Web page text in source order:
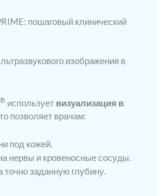
пошаговый клинический
изображения в
® использует визуализация в
позволяет врачам:
под кожей.
нервы и кровеносные сосуды.
точно заданную глубину.